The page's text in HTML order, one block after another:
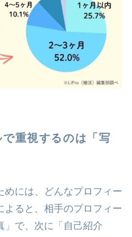
重視するのは「写
めには、どんなプロフィー
よると、相手のプロフィー
」で、次に「自己紹介